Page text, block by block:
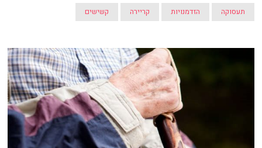
תעסוקה הזדמנויות קריירה קשישים